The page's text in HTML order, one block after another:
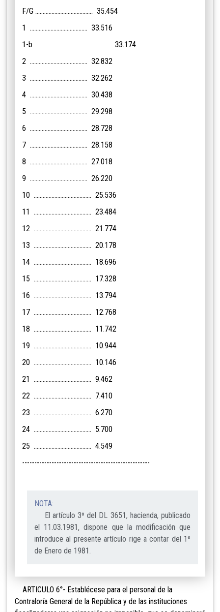
F/G ....................................... 35.454
1 ....................................... 33.516
1-b 33.174
2 ....................................... 32.832
3 ....................................... 32.262
4 ....................................... 30.438
5 ....................................... 29.298
6 ....................................... 28.728
7 ....................................... 28.158
8 ....................................... 27.018
9 ....................................... 26.220
10 ....................................... 25.536
11 ....................................... 23.484
12 ....................................... 21.774
13 ....................................... 20.178
14 ....................................... 18.696
15 ....................................... 17.328
16 ....................................... 13.794
17 ....................................... 12.768
18 ....................................... 11.742
19 ....................................... 10.944
20 ....................................... 10.146
21 ....................................... 9.462
22 ....................................... 7.410
23 ....................................... 6.270
24 ....................................... 5.700
25 ....................................... 4.549
----------------------------------------------------
NOTA:
El artículo 3º del DL 3651, hacienda, publicado
el 11.03.1981, dispone que la modificación que
introduce al presente artículo rige a contar del 1º
de Enero de 1981.
ARTICULO 6°- Establécese para el personal de la
Contraloría General de la República y de las instituciones